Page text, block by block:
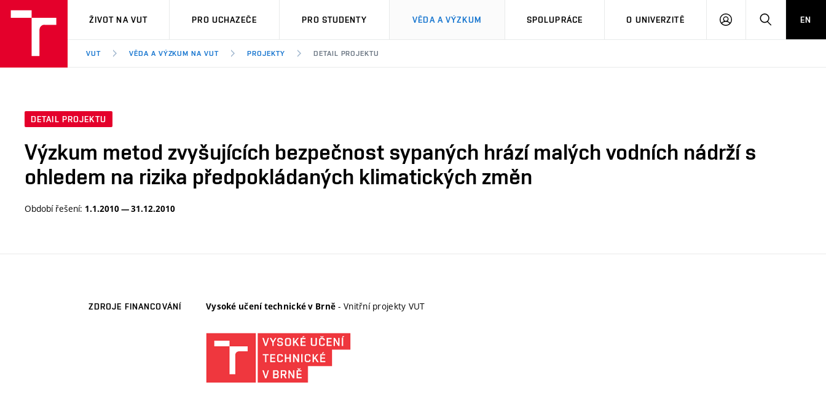
VUT
ŽIVOT NA VUT PRO UCHAZEČE PRO STUDENTY VĚDA A VÝZKUM SPOLUPRÁCE O UNIVERZITĚ
PŘIHLÁSIT HLEDATEN
VUT VĚDA A VÝZKUM NA VUT PROJEKTY DETAIL PROJEKTU
DETAIL PROJEKTU
Výzkum metod zvyšujících bezpečnost sypaných hrází malých vodních nádrží s
ohledem na rizika předpokládaných klimatických změn
Období řešení: 1.1.2010 — 31.12.2010
ZDROJE FINANCOVÁNÍ Vysoké učení technické v Brně - Vnitřní projekty VUT